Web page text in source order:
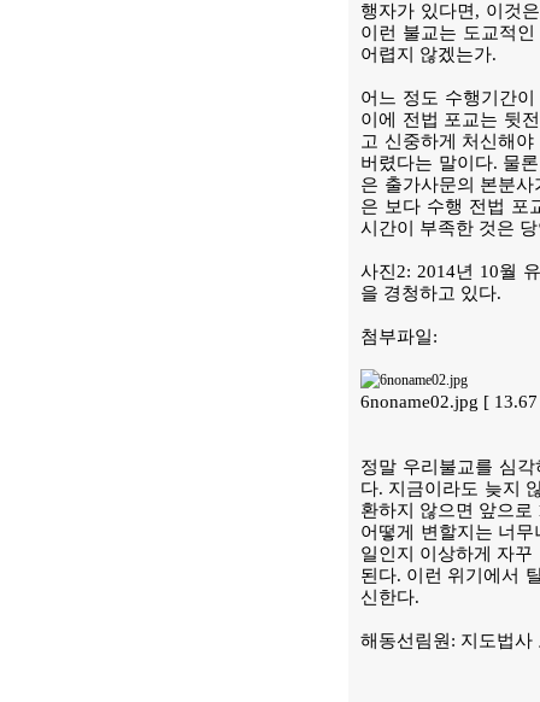
행자가 있다면, 이것
이런 불교는 도교적
어렵지 않겠는가.
어느 정도 수행기간
이에 전법 포교는 뒷
고 신중하게 처신해
버렸다는 말이다. 물
은 출가사문의 본분
은 보다 수행 전법 포
시간이 부족한 것은
사진2: 2014년 10월
을 경청하고 있다.
첨부파일:
6noname02.jpg [
정말 우리불교를 심
다. 지금이라도 늦지
환하지 않으면 앞으
어떻게 변할지는 너
일인지 이상하게 자
된다. 이런 위기에서
신한다.
해동선림원: 지도법사